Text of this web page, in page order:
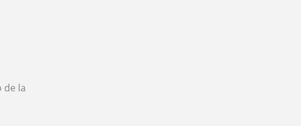
de la